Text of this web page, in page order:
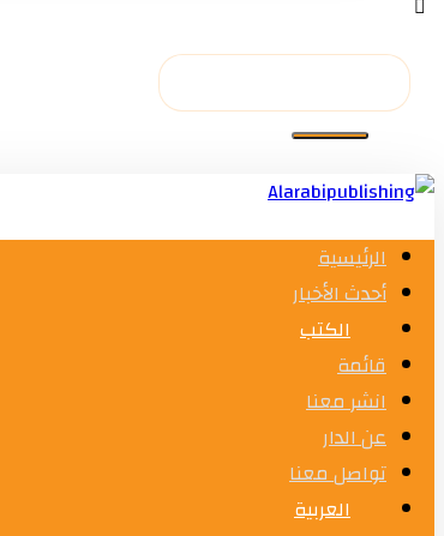
الرئيسية
أحدث الأخبار
الكتب
قائمة
انشر معنا
عن الدار
تواصل معنا
العربية